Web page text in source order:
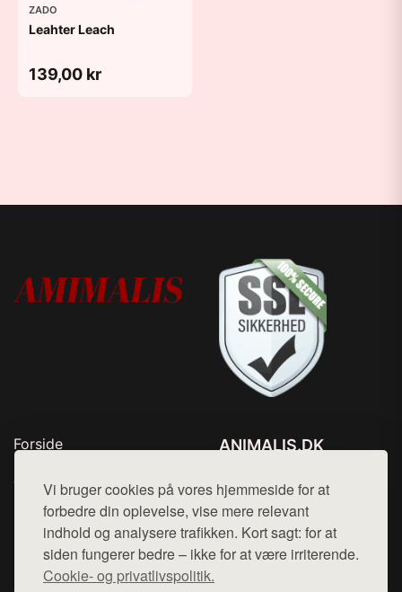
Vi bruger cookies på vores hjemmeside for at
forbedre din oplevelse, vise mere relevant
indhold og analysere trafikken. Kort sagt: for at
siden fungerer bedre – ikke for at være irriterende.
Cookie- og privatlivspolitik.
ZADO
Leahter Leach
139,00 kr
Forside
Top Rabatter
Kontakt
ANIMALIS.DK
Mail: hej@want.dk
Cookie- og privatlivspolitik